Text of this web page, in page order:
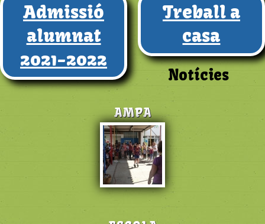
Admissió
alumnat
2021-2022
Treball a
casa
Notícies
AMPA